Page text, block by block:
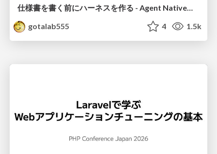
仕様書を書く前にハーネスを作る - Agent Native開発は「探索を速く、判定を固く」
gotalab555
4 1.5k